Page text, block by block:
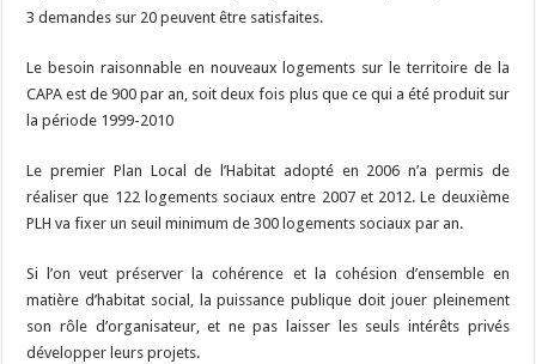
3 demandes sur 20 peuvent être satisfaites.
Le besoin raisonnable en nouveaux logements sur le territoire de la
CAPA est de 900 par an, soit deux fois plus que ce qui a été produit sur
la période 1999-2010
Le premier Plan Local de l’Habitat adopté en 2006 n’a permis de
réaliser que 122 logements sociaux entre 2007 et 2012. Le deuxième
PLH va fixer un seuil minimum de 300 logements sociaux par an.
Si l’on veut préserver la cohérence et la cohésion d’ensemble en
matière d’habitat social, la puissance publique doit jouer pleinement
son rôle d’organisateur, et ne pas laisser les seuls intérêts privés
développer leurs projets.